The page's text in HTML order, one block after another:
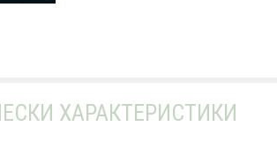
ХАРАКТЕРИСТИКИ